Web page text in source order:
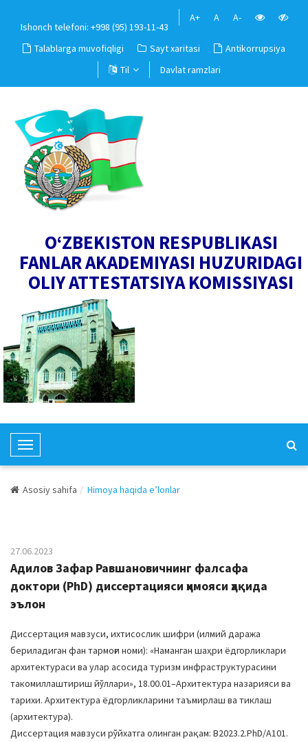
Ishonch telefoni: +998 (95) 193-11-43
A+ A A-
Talablarga muvofiqligi Sayt xaritasi
Antikorrupsiya
Til
Davlat ramzlari
O‘ZBEKISTON RESPUBLIKASI
FANLAR AKADEMIYASI HUZURIDAGI
OLIY ATTESTATSIYA KOMISSIYASI
T
o
g
N
a
a
t
i
o
n
Asosiy sahifa Himoya haqida e’lonlar
27.06.2023
Адилов Зафар Равшановичнинг фалсафа
доктори (PhD) диссертацияси ҳимояси ҳақида
эълон
Диссертация мавзуси, ихтисослик шифри (илмий даража
бериладиган фан тармоғи номи): «Наманган шаҳри ёдгорликлари
архитектураси ва улар асосида туризм инфраструктурасини
такомиллаштириш йўллари», 18.00.01–Архитектура назарияси ва
тарихи. Архитектура ёдгорликларини таъмирлаш ва тиклаш
(архитектура).
Диссертация мавзуси рўйхатга олинган рақам: В2023.2.PhD/А101.